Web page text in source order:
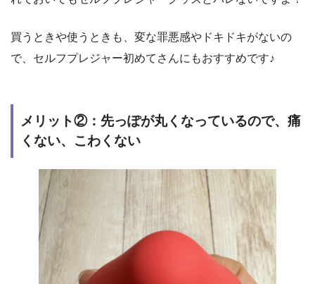
買うときや使うときも、変な罪悪感やドキドキがないの
で、セルフプレジャー初めてさんにもおすすめです♪
メリット②：先っぽが丸くなっているので、痛
くない、こわくない